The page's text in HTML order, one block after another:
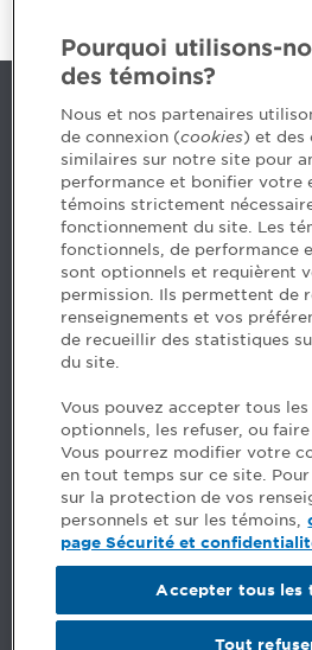
Contact us
5, Place Ville Marie, bureau 800,
H3B 2G2
www.cpaquebec.ca
Questions? Ask our team >
Want to make the Order a part
our job offers >
Facebook - Devenir CPA
Instagram
LinkedIn - CPA
LinkedIn - 20 minutes CPA
LinkedIn - Emploi CPA
TikTok
Comments
Pourquoi utilisons-
des témoins?
Nous et nos partenaires
de connexion (cookies) et des
similaires sur notre site pour
performance et bonifier votre
témoins strictement
fonctionnement du site. Les
fonctionnels, de performance
sont optionnels et requièrent
permission. Ils permettent de
renseignements et vos
de recueillir des statistiques
du site.
Vous pouvez accepter tous
optionnels, les refuser, ou
Vous pourrez modifier votre
en tout temps sur ce site.
sur la protection de vos
personnels et sur les témoins,
page Sécurité et
Tout
Accepter tous les